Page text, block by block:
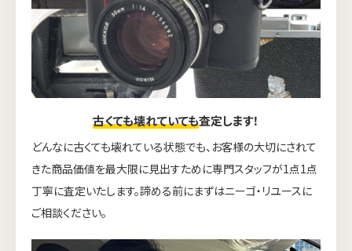
古くても壊れていても査定します！
どんなに古くても壊れている状態でも、お客様の大切にされて
きた商品価値を最大限に見出すために専門スタッフが1点1点
丁寧に査定いたします。諦める前にまずはニーゴ・リユースに
ご相談ください。